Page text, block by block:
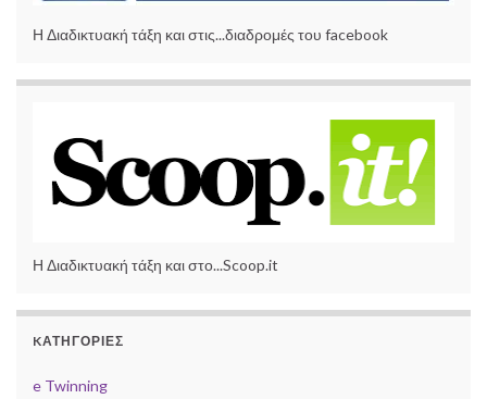
Η Διαδικτυακή τάξη και στις...διαδρομές του facebook
Η Διαδικτυακή τάξη και στο...Scoop.it
KΑΤΗΓΟΡΊΕΣ
e Twinning